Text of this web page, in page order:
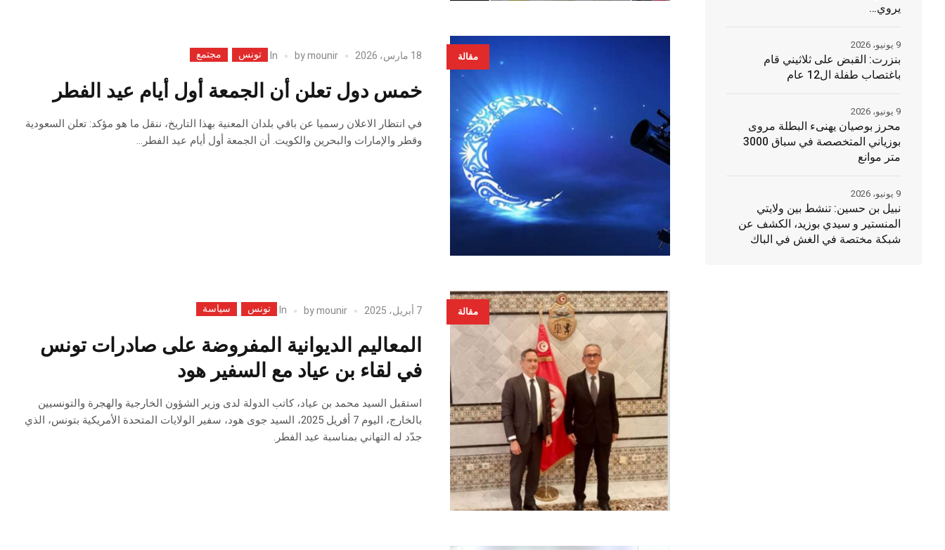
مقالة 18 مارس، 2026 bymounir
In تونس مجتمع
خمس دول تعلن أن الجمعة أول أيام عيد الفطر
في انتظار الاعلان رسميا عن باقي بلدان المعنية بهذا التاريخ، ننقل ما هو مؤكد: تعلن السعودية
وقطر والإمارات والبحرين والكويت. أن الجمعة أول أيام عيد الفطر…
مقالة 7 أبريل، 2025 bymounir
In تونس سياسة
المعاليم الديوانية المفروضة على صادرات تونس
في لقاء بن عياد مع السفير هود
استقبل السيد محمد بن عياد، كاتب الدولة لدى وزير الشؤون الخارجية والهجرة والتونسيين
بالخارج، اليوم 7 أفريل 2025، السيد جوى هود، سفير الولايات المتحدة الأمريكية بتونس، الذي
جدّد له التهاني بمناسبة عيد الفطر.
يروي…
بنزرت: القبض على ثلاثيني قام
باغتصاب طفلة ال12 عام
9 يونيو، 2026
محرز بوصيان يهنىء البطلة مروى
بوزياني المتخصصة في سباق 3000
متر موانع
9 يونيو، 2026
نبيل بن حسين: تنشط بين ولايتي
المنستير و سيدي بوزيد، الكشف عن
شبكة مختصة في الغش في الباك
9 يونيو، 2026